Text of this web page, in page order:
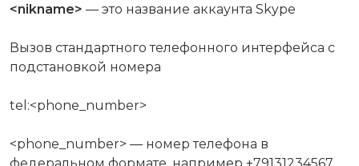
<nikname> — это название аккаунта Skype
Вызов стандартного телефонного интерфейса с
подстановкой номера
tel:<phone_number>
<phone_number> — номер телефона в